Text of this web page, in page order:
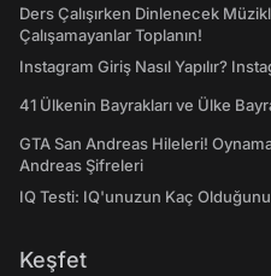
Ders Çalışırken Dinlenecek
Çalışamayanlar Toplanın!
Instagram Giriş Nasıl Yapılır?
41 Ülkenin Bayrakları ve Ülke
GTA San Andreas Hileleri!
Andreas Şifreleri
IQ Testi: IQ'unuzun Kaç
Keşfet